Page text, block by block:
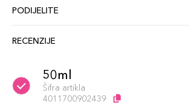
PODIJELITE
RECENZIJE
50ml
Šifra artikla
4011700902439